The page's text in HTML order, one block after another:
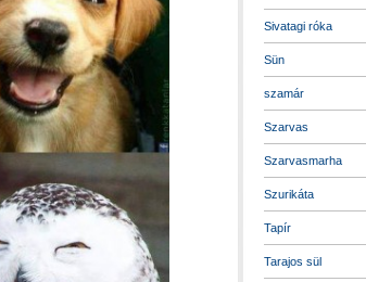
Sivatagi róka
Sün
szamár
Szarvas
Szarvasmarha
Szurikáta
Tapír
Tarajos sül